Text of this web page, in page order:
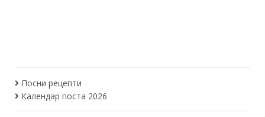
Посни рецепти
Календар поста 2026